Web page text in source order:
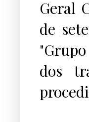
Geral
de
dos